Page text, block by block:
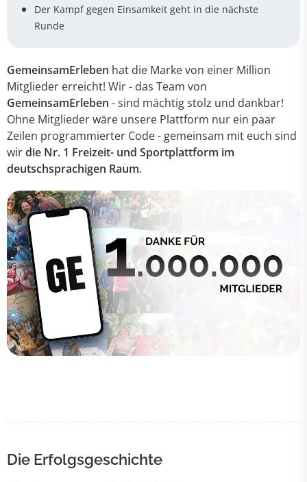
Der Kampf gegen Einsamkeit geht in die nächste
Runde
GemeinsamErleben hat die Marke von einer Million
Mitglieder erreicht! Wir - das Team von
GemeinsamErleben - sind mächtig stolz und dankbar!
Ohne Mitglieder wäre unsere Plattform nur ein paar
Zeilen programmierter Code - gemeinsam mit euch sind
wirdie Nr. 1 Freizeit- und Sportplattform im
deutschsprachigen Raum.
Die Erfolgsgeschichte